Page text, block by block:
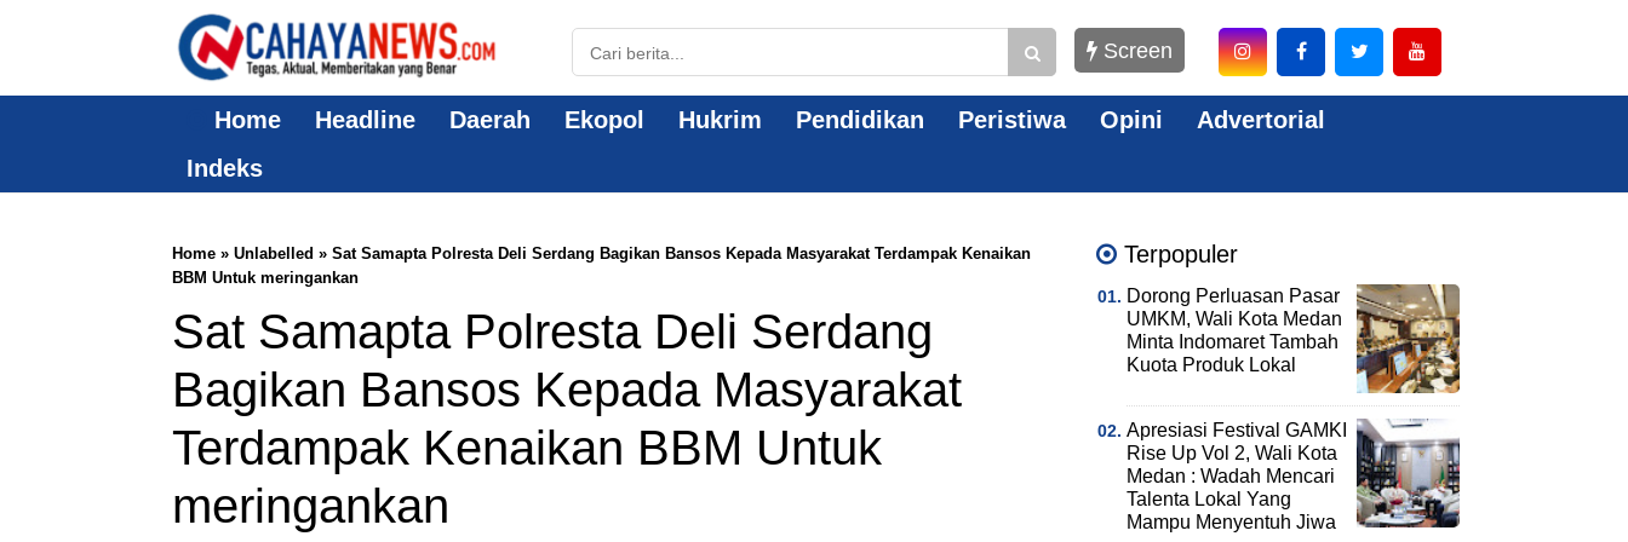
Screen
Home Headline Daerah Ekopol Hukrim Pendidikan Peristiwa Opini
Advertorial
Indeks
Home » Unlabelled » Sat Samapta Polresta Deli Serdang Bagikan Bansos Kepada Masyarakat Terdampak Kenaikan
BBM Untuk meringankan
Sat Samapta Polresta Deli Serdang
Bagikan Bansos Kepada Masyarakat
Terdampak Kenaikan BBM Untuk
meringankan
Terpopuler
Dorong Perluasan Pasar
UMKM, Wali Kota Medan
Minta Indomaret Tambah
Kuota Produk Lokal
Apresiasi Festival GAMKI
Rise Up Vol 2, Wali Kota
Medan : Wadah Mencari
Talenta Lokal Yang
Mampu Menyentuh Jiwa